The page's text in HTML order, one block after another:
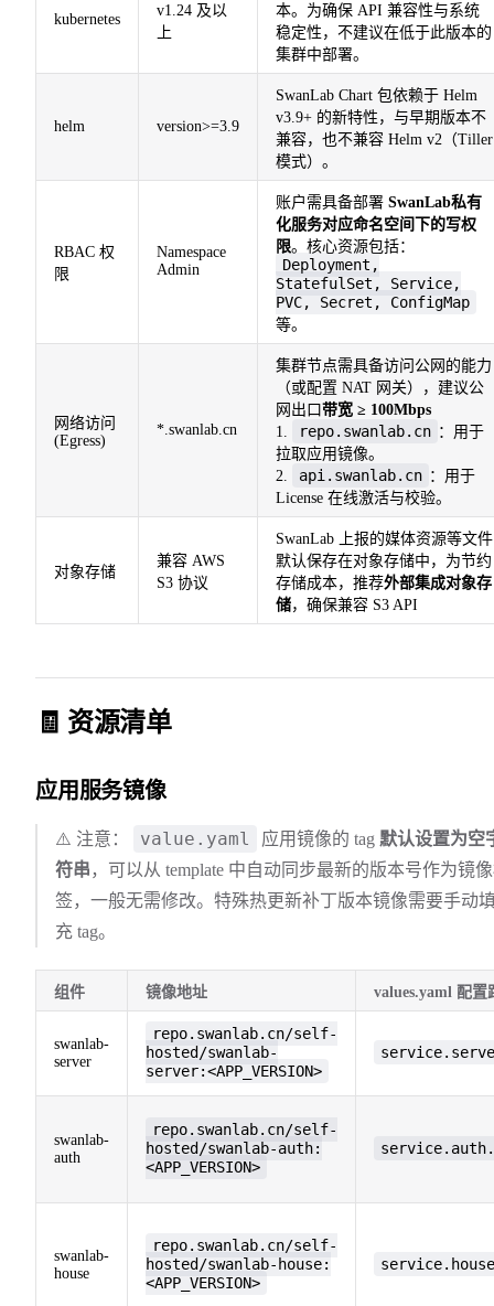
kubernetes
v1.24 及以
上
本。为确保 API 兼容性与系统
稳定性，不建议在低于此版本的
集群中部署。
helm version>=3.9
SwanLab Chart 包依赖于 Helm
v3.9+ 的新特性，与早期版本不
兼容，也不兼容 Helm v2（Tiller
模式）。
RBAC 权
限
Namespace
Admin
账户需具备部署 SwanLab私有
化服务对应命名空间下的写权
限。核心资源包括：
Deployment,
StatefulSet, Service,
PVC, Secret, ConfigMap
等。
网络访问
(Egress)
*.swanlab.cn
集群节点需具备访问公网的能力
（或配置 NAT 网关），建议公
网出口带宽 ≥ 100Mbps
1.
repo.swanlab.cn ：用于
拉取应用镜像。
2.
api.swanlab.cn ：用于
License 在线激活与校验。
对象存储
兼容 AWS
S3 协议
SwanLab 上报的媒体资源等文件
默认保存在对象存储中，为节约
存储成本，推荐外部集成对象存
储，确保兼容 S3 API
🧾 资源清单
应用服务镜像
⚠️ 注意： value.yaml 应用镜像的 tag 默认设置为空
符串 ，可以从 template 中自动同步最新的版本号作为镜
签，一般无需修改。特殊热更新补丁版本镜像需要手动
充 tag。
组件 镜像地址 values.yaml 配置
swanlab-
server
repo.swanlab.cn/self-
hosted/swanlab-
server:<APP_VERSION>
swanlab-
auth
repo.swanlab.cn/self-
hosted/swanlab-auth:
<APP_VERSION>
swanlab-
house
repo.swanlab.cn/self-
hosted/swanlab-house:
<APP_VERSION>